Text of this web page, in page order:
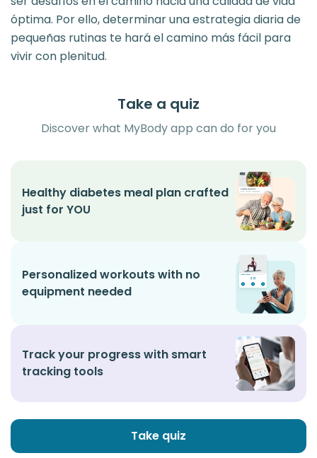
óptima. Por ello, determinar una estrategia diaria de
pequeñas rutinas te hará el camino más fácil para
vivir con plenitud.
Take a quiz
Discover what MyBody app can do for you
Healthy diabetes meal plan crafted
just for YOU
Personalized workouts with no
equipment needed
Track your progress with smart
tracking tools
Take quiz